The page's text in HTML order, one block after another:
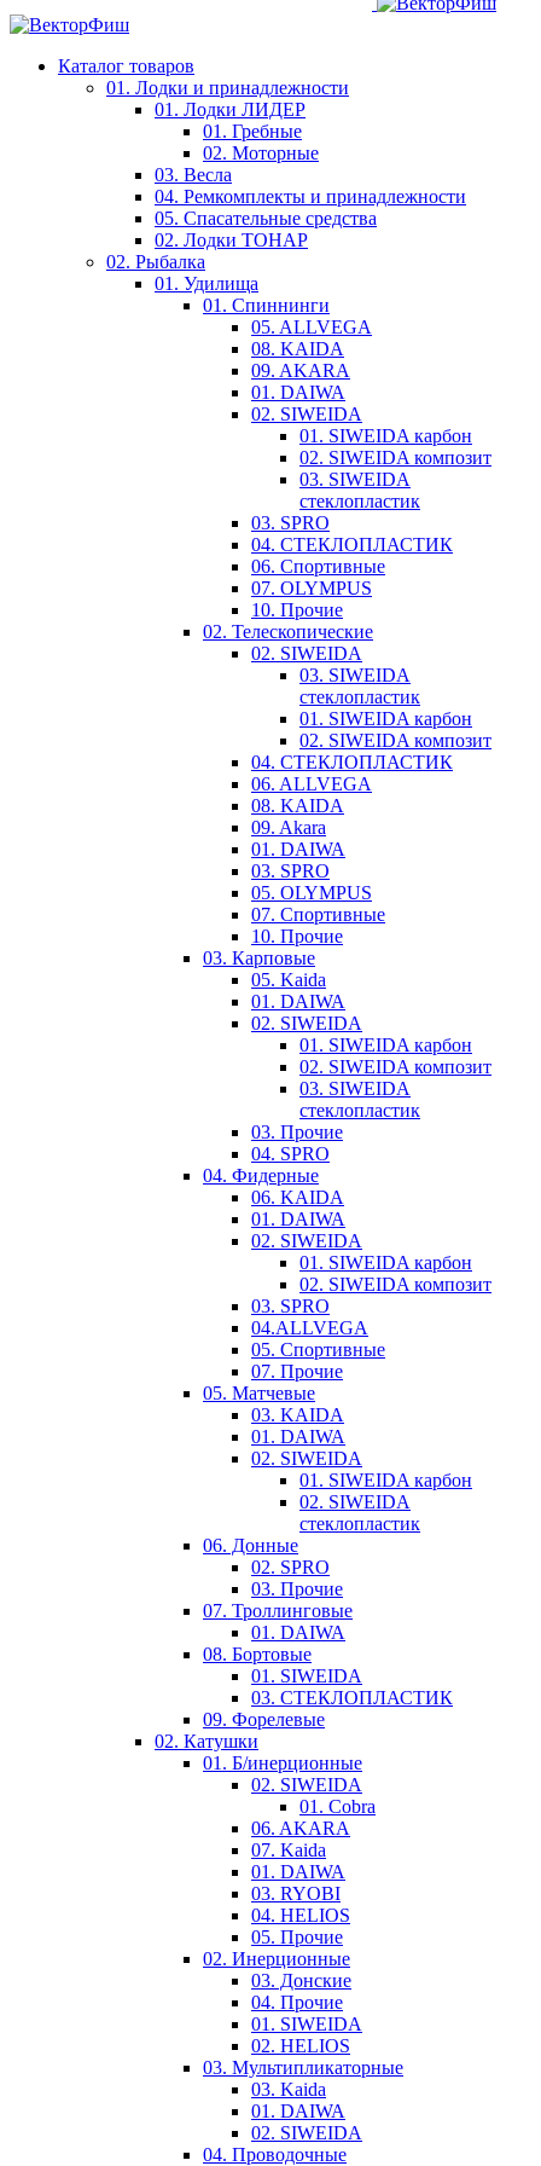
Каталог товаров
01. Лодки и принадлежности
01. Лодки ЛИДЕР
01. Гребные
02. Моторные
03. Весла
04. Ремкомплекты и принадлежности
05. Спасательные средства
02. Лодки ТОНАР
02. Рыбалка
01. Удилища
01. Спиннинги
05. ALLVEGA
08. KAIDA
09. AKARA
01. DAIWA
02. SIWEIDA
01. SIWEIDA карбон
02. SIWEIDA композит
03. SIWEIDA
стеклопластик
03. SPRO
04. СТЕКЛОПЛАСТИК
06. Спортивные
07. OLYMPUS
10. Прочие
02. Телескопические
02. SIWEIDA
03. SIWEIDA
стеклопластик
01. SIWEIDA карбон
02. SIWEIDA композит
04. СТЕКЛОПЛАСТИК
06. ALLVEGA
08. KAIDA
09. Akara
01. DAIWA
03. SPRO
05. OLYMPUS
07. Спортивные
10. Прочие
03. Карповые
05. Kaida
01. DAIWA
02. SIWEIDA
01. SIWEIDA карбон
02. SIWEIDA композит
03. SIWEIDA
стеклопластик
03. Прочие
04. SPRO
04. Фидерные
06. KAIDA
01. DAIWA
02. SIWEIDA
01. SIWEIDA карбон
02. SIWEIDA композит
03. SPRO
04.ALLVEGA
05. Спортивные
07. Прочие
05. Матчевые
03. KAIDA
01. DAIWA
02. SIWEIDA
01. SIWEIDA карбон
02. SIWEIDA
стеклопластик
06. Донные
02. SPRO
03. Прочие
07. Троллинговые
01. DAIWA
08. Бортовые
01. SIWEIDA
03. СТЕКЛОПЛАСТИК
09. Форелевые
02. Катушки
01. Б/инерционные
02. SIWEIDA
01. Cobra
06. AKARA
07. Kaida
01. DAIWA
03. RYOBI
04. HELIOS
05. Прочие
02. Инерционные
03. Донские
04. Прочие
01. SIWEIDA
02. HELIOS
03. Мультипликаторные
03. Kaida
01. DAIWA
02. SIWEIDA
04. Проводочные